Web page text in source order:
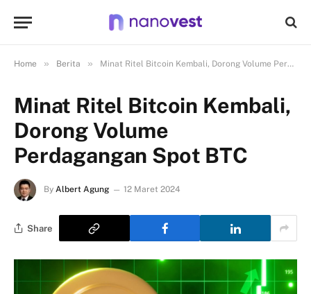
Home » Berita » Minat Ritel Bitcoin Kembali, Dorong Volume Perdagangan Spot BTC
Minat Ritel Bitcoin Kembali,
Dorong Volume
Perdagangan Spot BTC
By Albert Agung 12 Maret 2024
Share